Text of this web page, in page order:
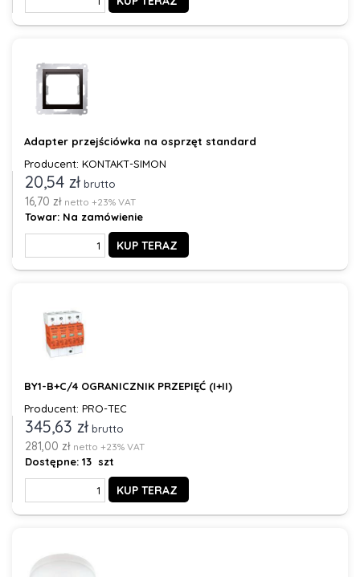
Adapter przejściówka na osprzęt standard
Producent: KONTAKT-SIMON
20,54 zł brutto
16,70 zł netto +23% VAT
Towar: Na zamówienie
KUP TERAZ
BY1-B+C/4 OGRANICZNIK PRZEPIĘĆ (I+II)
Producent: PRO-TEC
345,63 zł brutto
281,00 zł netto +23% VAT
Dostępne: 13 szt
KUP TERAZ